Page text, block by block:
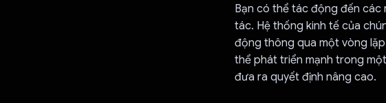
Bạn có thể tác động đến
tác. Hệ thống kinh tế của
động thông qua một vòng
thể phát triển mạnh trong
đưa ra quyết định nâng cao.